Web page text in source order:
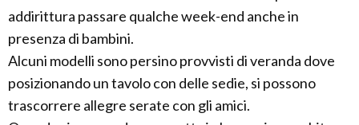
addirittura passare qualche week-end anche in
presenza di bambini.
Alcuni modelli sono persino provvisti di veranda dove
posizionando un tavolo con delle sedie, si possono
trascorrere allegre serate con gli amici.